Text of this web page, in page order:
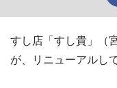
すし店「すし貴」（
が、リニューアルし